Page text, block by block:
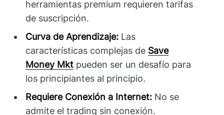
herramientas premium requieren tarifas
de suscripción.
Curva de Aprendizaje: Las
características complejas de Save
Money Mkt pueden ser un desafío para
los principiantes al principio.
Requiere Conexión a Internet: No se
admite el trading sin conexión.